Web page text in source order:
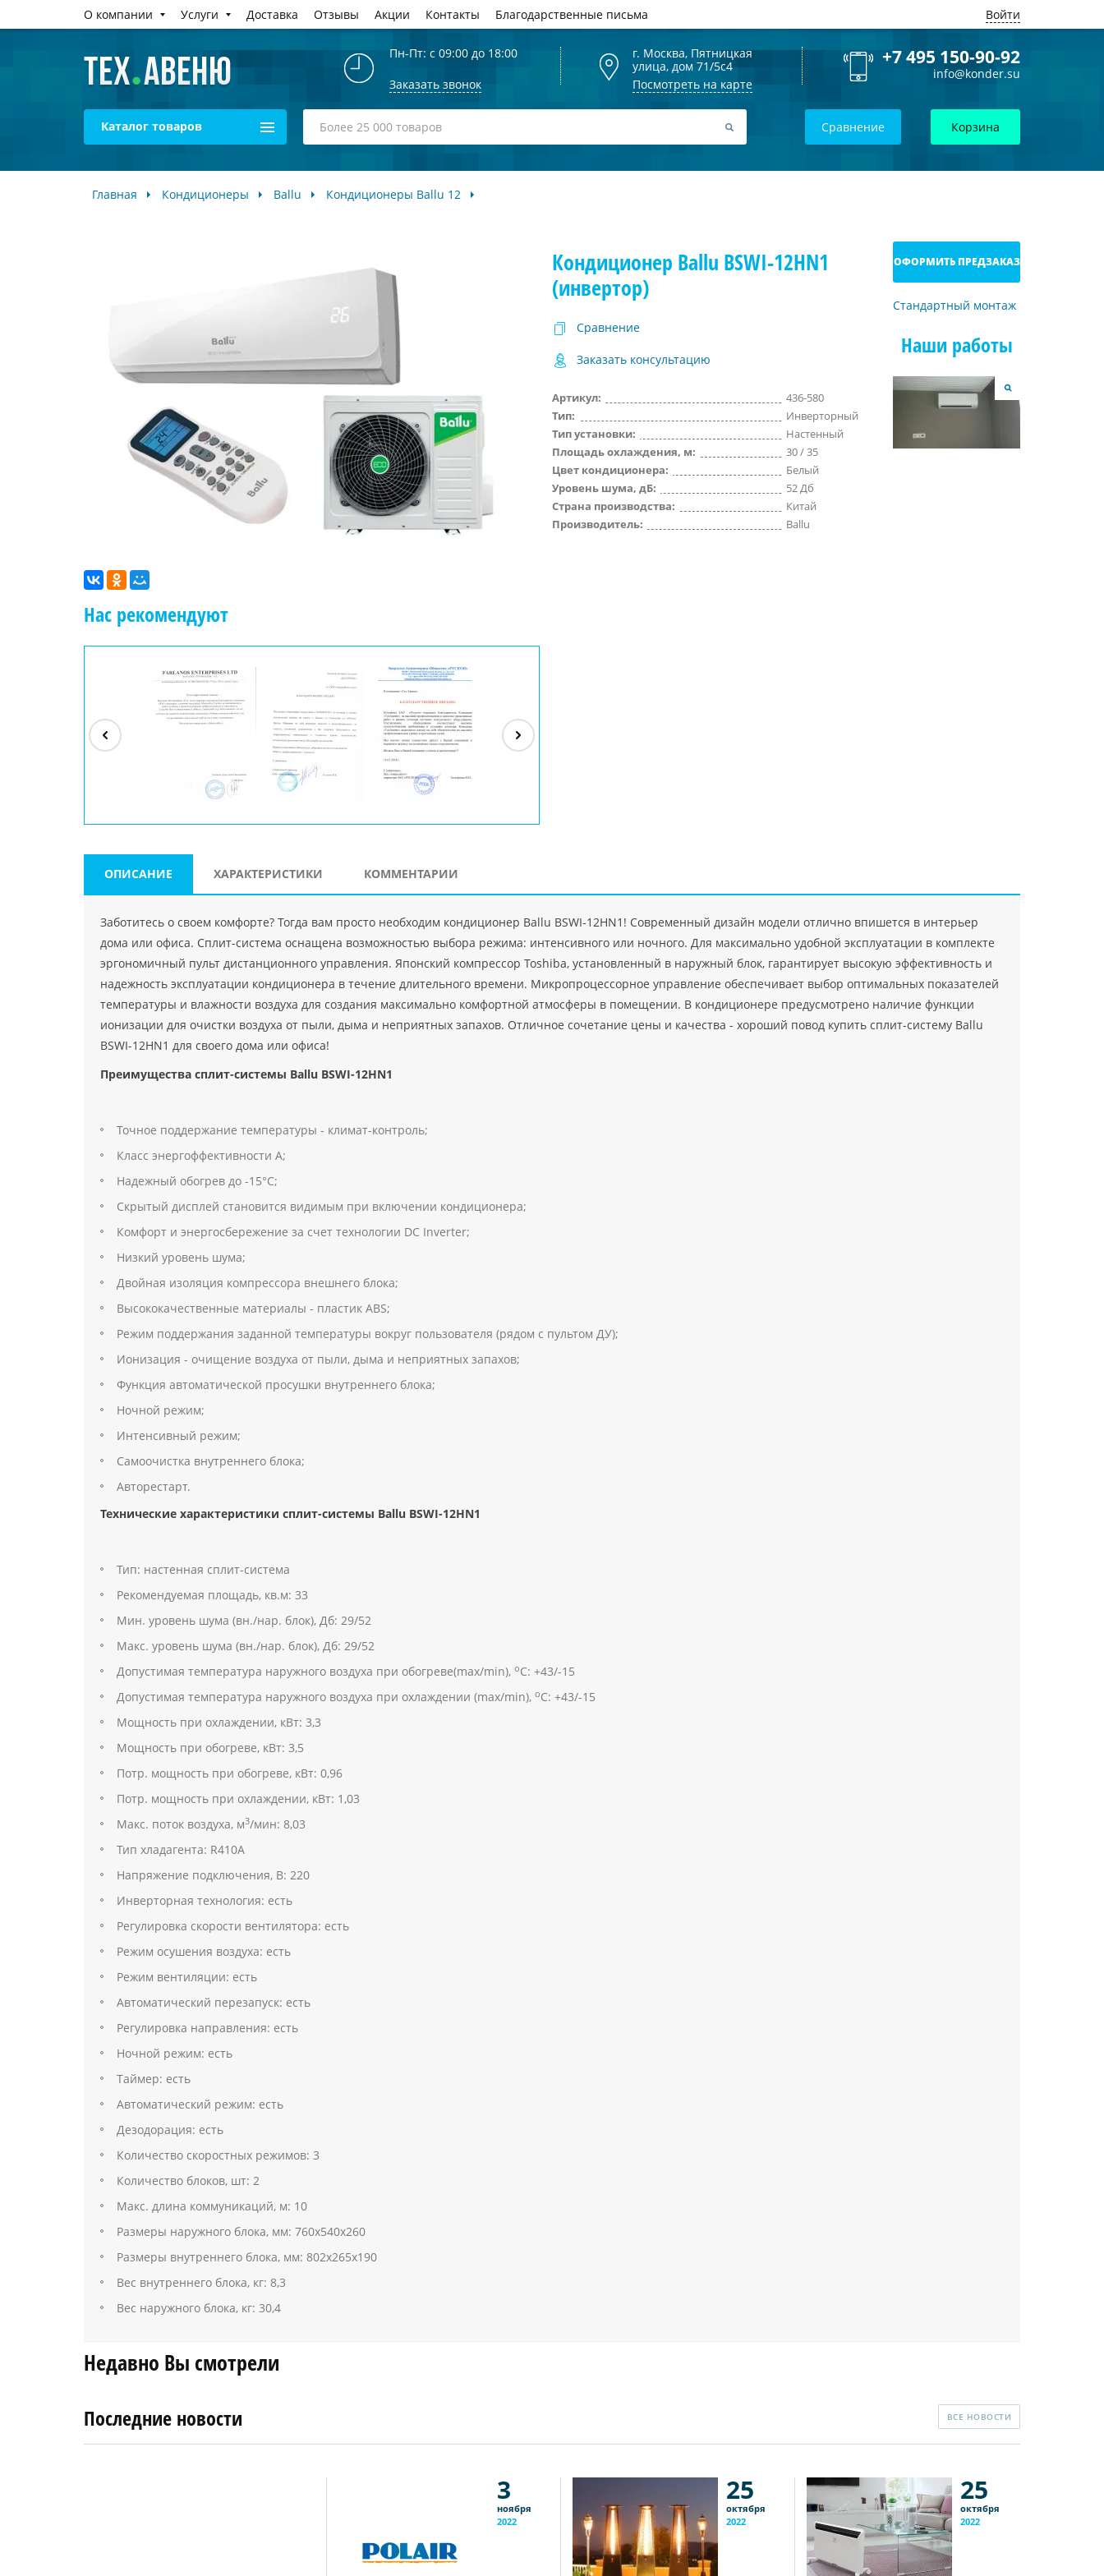
О компании Услуги Доставка Отзывы Акции Контакты Благодарственные письма Войти
Пн-Пт: с 09:00 до 18:00
Заказать звонок
г. Москва, Пятницкая
улица, дом 71/5с4
Посмотреть на карте
+7 495 150-90-92
info@konder.su
Каталог товаров Сравнение Корзина
Главная Кондиционеры Ballu Кондиционеры Ballu 12
Нас рекомендуют
">
Код PHP ">
"МидасМеталлАрт" PHP ">
Код PHP ">
Кондиционер Ballu BSWI-12HN1
(инвертор)
Сравнение
Заказать консультацию
Артикул:
436-580
Тип:
Инверторный
Тип установки:
Настенный
Площадь охлаждения, м:
30 / 35
Цвет кондиционера:
Белый
Уровень шума, дБ:
52 Дб
Страна производства:
Китай
Производитель:
Ballu
ОФОРМИТЬ ПРЕДЗАКАЗ
Стандартный монтаж
Наши работы
ОПИСАНИЕ ХАРАКТЕРИСТИКИ КОММЕНТАРИИ
Заботитесь о своем комфорте? Тогда вам просто необходим кондиционер Ballu BSWI-12HN1! Современный дизайн модели отлично впишется в интерьер
дома или офиса. Сплит-система оснащена возможностью выбора режима: интенсивного или ночного. Для максимально удобной эксплуатации в комплекте
эргономичный пульт дистанционного управления. Японский компрессор Toshiba, установленный в наружный блок, гарантирует высокую эффективность и
надежность эксплуатации кондиционера в течение длительного времени. Микропроцессорное управление обеспечивает выбор оптимальных показателей
температуры и влажности воздуха для создания максимально комфортной атмосферы в помещении. В кондиционере предусмотрено наличие функции
ионизации для очистки воздуха от пыли, дыма и неприятных запахов. Отличное сочетание цены и качества - хороший повод купить сплит-систему Ballu
BSWI-12HN1 для своего дома или офиса!
Преимущества сплит-системы Ballu BSWI-12HN1
Точное поддержание температуры - климат-контроль;
Класс энергоффективности А;
Надежный обогрев до -15°С;
Скрытый дисплей становится видимым при включении кондиционера;
Комфорт и энергосбережение за счет технологии DC Inverter;
Низкий уровень шума;
Двойная изоляция компрессора внешнего блока;
Высококачественные материалы - пластик ABS;
Режим поддержания заданной температуры вокруг пользователя (рядом с пультом ДУ);
Ионизация - очищение воздуха от пыли, дыма и неприятных запахов;
Функция автоматической просушки внутреннего блока;
Ночной режим;
Интенсивный режим;
Самоочистка внутреннего блока;
Авторестарт.
Технические характеристики сплит-системы Ballu BSWI-12HN1
Тип: настенная сплит-система
Рекомендуемая площадь, кв.м: 33
Мин. уровень шума (вн./нар. блок), Дб: 29/52
Макс. уровень шума (вн./нар. блок), Дб: 29/52
Допустимая температура наружного воздуха при обогреве(max/min), оС: +43/-15
Допустимая температура наружного воздуха при охлаждении (max/min), оС: +43/-15
Мощность при охлаждении, кВт: 3,3
Мощность при обогреве, кВт: 3,5
Потр. мощность при обогреве, кВт: 0,96
Потр. мощность при охлаждении, кВт: 1,03
Макс. поток воздуха, м3/мин: 8,03
Тип хладагента: R410A
Напряжение подключения, В: 220
Инверторная технология: есть
Регулировка скорости вентилятора: есть
Режим осушения воздуха: есть
Режим вентиляции: есть
Автоматический перезапуск: есть
Регулировка направления: есть
Ночной режим: есть
Таймер: есть
Автоматический режим: есть
Дезодорация: есть
Количество скоростных режимов: 3
Количество блоков, шт: 2
Макс. длина коммуникаций, м: 10
Размеры наружного блока, мм: 760х540х260
Размеры внутреннего блока, мм: 802х265х190
Вес внутреннего блока, кг: 8,3
Вес наружного блока, кг: 30,4
Недавно Вы смотрели
Последние новости ВСЕ НОВОСТИ
3
ноября
2022
25
октября
2022
25
октября
2022